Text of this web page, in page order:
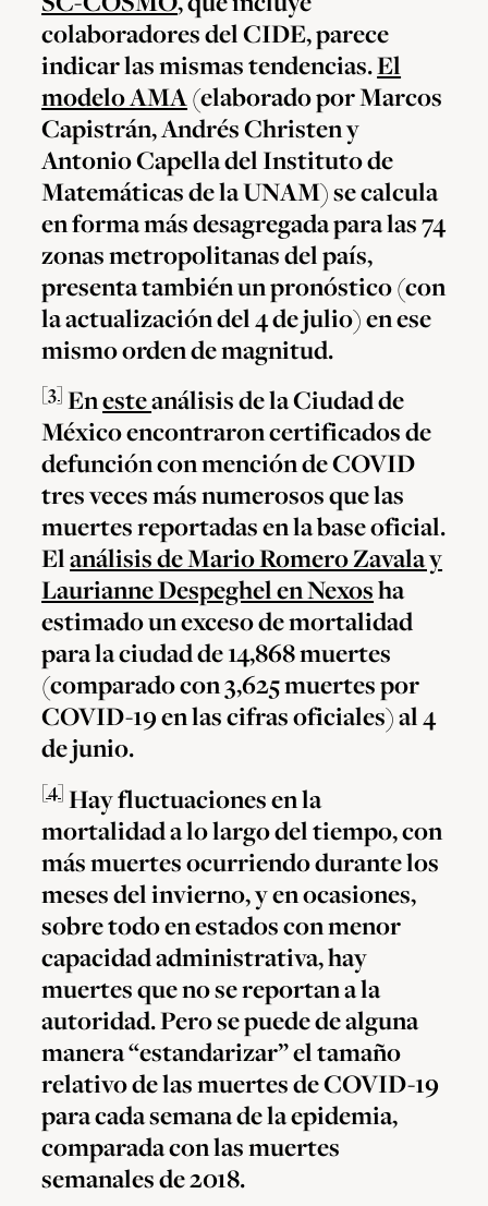
colaboradores del CIDE, parece
indicar las mismas tendencias.El
modelo AMA(elaborado por Marcos
Capistrán, Andrés Christen y
Antonio Capella del Instituto de
Matemáticas de la UNAM) se calcula
en forma más desagregada para las 74
zonas metropolitanas del país,
presenta también un pronóstico (con
la actualización del 4 de julio) en ese
mismo orden de magnitud.
[3] Enesteanálisis de la Ciudad de
México encontraron certificados de
defunción con mención de COVID
tres veces más numerosos que las
muertes reportadas en la base oficial.
Elanálisis de Mario Romero Zavala y
Laurianne Despeghel en Nexosha
estimado un exceso de mortalidad
para la ciudad de 14,868 muertes
(comparado con 3,625 muertes por
COVID-19 en las cifras oficiales) al 4
de junio.
[4] Hay fluctuaciones en la
mortalidad a lo largo del tiempo, con
más muertes ocurriendo durante los
meses del invierno, y en ocasiones,
sobre todo en estados con menor
capacidad administrativa, hay
muertes que no se reportan a la
autoridad. Pero se puede de alguna
manera “estandarizar” el tamaño
relativo de las muertes de COVID-19
para cada semana de la epidemia,
comparada con las muertes
semanales de 2018.